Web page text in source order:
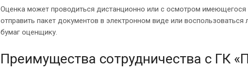
Оценка может проводиться дистанционно или с осмотром имеющегося
отправить пакет документов в электронном виде или
бумаг оценщику.
Преимущества сотрудничества с ГК